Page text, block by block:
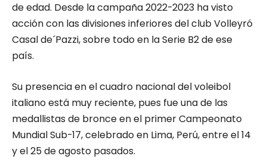
de edad. Desde la campaña 2022-2023 ha visto
acción con las divisiones inferiores del club Volleyró
Casal de´Pazzi, sobre todo en la Serie B2 de ese
país.
Su presencia en el cuadro nacional del voleibol
italiano está muy reciente, pues fue una de las
medallistas de bronce en el primer Campeonato
Mundial Sub-17, celebrado en Lima, Perú, entre el 14
y el 25 de agosto pasados.